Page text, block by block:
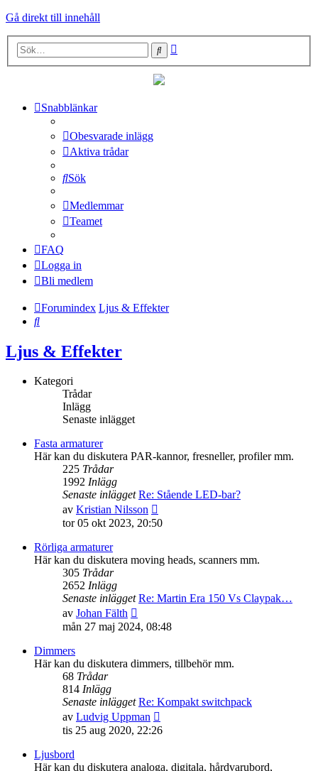
Gå direkt till innehåll
Sök
Snabblänkar
Obesvarade inlägg
Aktiva trådar
Sök
Medlemmar
Teamet
FAQ
Logga in
Bli medlem
Forumindex Ljus & Effekter
Sök
Ljus & Effekter
Kategori
Trådar
Inlägg
Senaste inlägget
Fasta armaturer
Här kan du diskutera PAR-kannor, fresneller, profiler mm.
225 Trådar
1992 Inlägg
Senaste inlägget Re: Stående LED-bar?
av Kristian Nilsson
till
inlägget
tor 05 okt 2023, 20:50
Rörliga armaturer
Här kan du diskutera moving heads, scanners mm.
305 Trådar
2652 Inlägg
Senaste inlägget Re: Martin Era 150 Vs Claypak…
av Johan Fälth
till
det
inlägget
mån 27 maj 2024, 08:48
Dimmers
Här kan du diskutera dimmers, tillbehör mm.
68 Trådar
814 Inlägg
Senaste inlägget Re: Kompakt switchpack
av Ludvig Uppman
till
inlägget
tis 25 aug 2020, 22:26
Ljusbord
Här kan du diskutera analoga, digitala, hårdvarubord,